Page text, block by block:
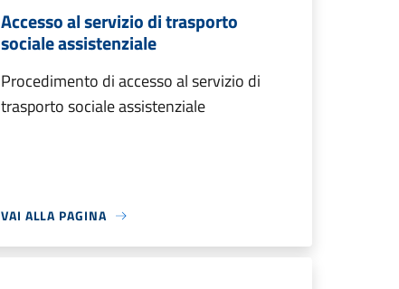
Accesso al servizio di trasporto
sociale assistenziale
Procedimento di accesso al servizio di
trasporto sociale assistenziale
VAI ALLA PAGINA